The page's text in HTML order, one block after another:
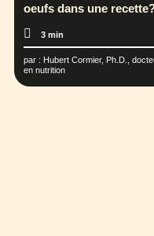
oeufs dans une
3 min
par : Hubert Cormier, Ph.D.,
en nutrition